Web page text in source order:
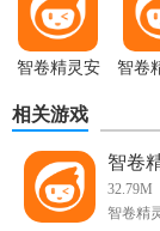
智卷精灵安
智卷
相关游戏
智卷
32.79M
智卷精